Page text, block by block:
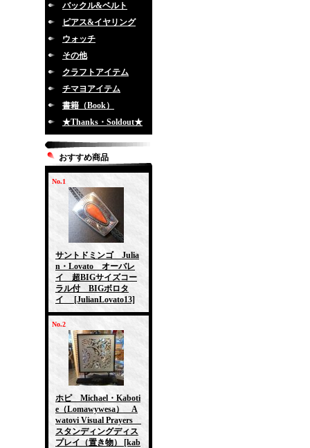
バックル&ベルト
ピアス&イヤリング
ウォッチ
その他
クラフトアイテム
チマヨアイテム
書籍（Book）
★Thanks・Soldout★
おすすめ商品
No.1
サントドミンゴ Julia
n・Lovato オーバレ
イ 超BIGサイズコー
ラル付 BIGボロタ
イ
[JulianLovato13]
No.2
ホピ Michael・Kaboti
e（Lomawywesa） A
watovi Visual Prayers
スタンディングディス
プレイ（置き物）
[kab